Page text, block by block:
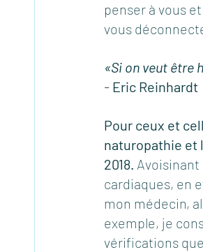
penser à vous
vous
«Si on veut être
- Eric Reinhardt
Pour ceux et
naturopathie et
2018.
cardiaques, en
mon médecin,
exemple, je
vérifications